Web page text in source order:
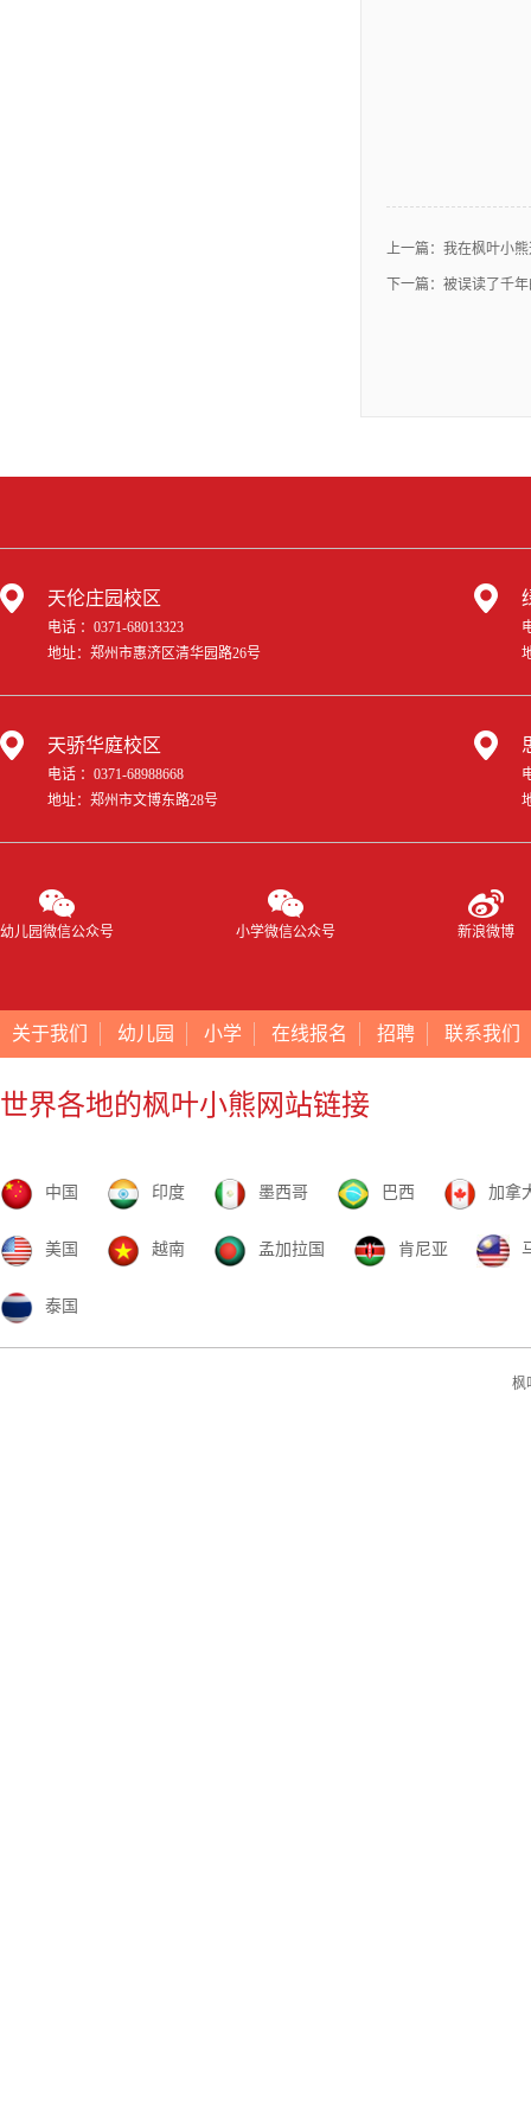
上一篇： 我在枫叶小熊
下一篇： 被误读了千年
天伦庄园校区
电话 ：0371-68013323
地址：郑州市惠济区清华园路26号
天骄华庭校区
电话 ：0371-68988668
地址：郑州市文博东路28号
幼儿园微信公众号 小学微信公众号 新浪微博
关于我们 幼儿园 小学 在线报名 招聘 联系我们
世界各地的枫叶小熊网站链接
中国 印度 墨西哥 巴西 加拿
美国 越南 孟加拉国 肯尼亚
泰国
枫